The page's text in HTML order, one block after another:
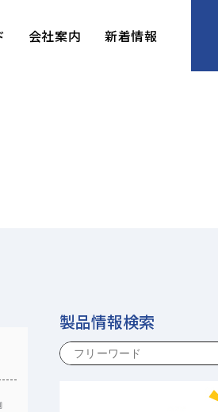
会社案内 新着情報
製品情報検索